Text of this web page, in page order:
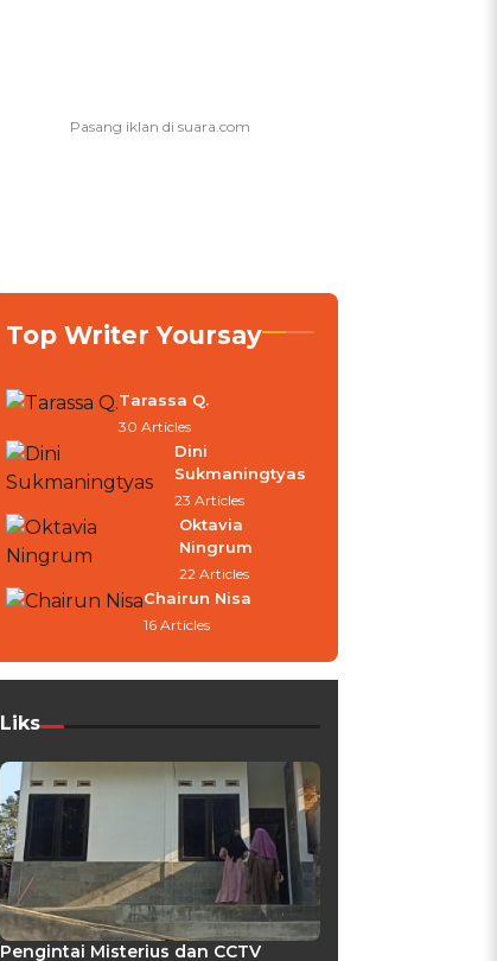
Top Writer Yoursay
Tarassa Q.
30 Articles
Dini
Sukmaningtyas
23 Articles
Oktavia
Ningrum
22 Articles
Chairun Nisa
16 Articles
Liks
Pengintai Misterius dan CCTV